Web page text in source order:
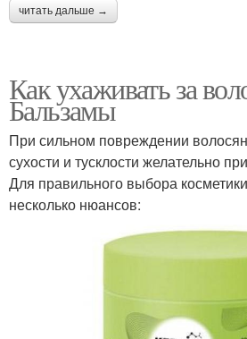
читать дальше →
Как ухаживать за
Бальзамы
При сильном повреждении
сухости и тусклости желательно
Для правильного выбора
несколько нюансов: